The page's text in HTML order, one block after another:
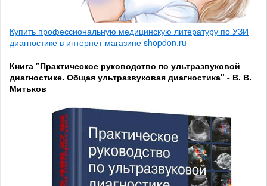
Купить профессиональную медицинскую литературу по УЗИ
диагностике в интернет-магазине shopdon.ru
Книга "Практическое руководство по ультразвуковой
диагностике. Общая ультразвуковая диагностика" - В. В.
Митьков